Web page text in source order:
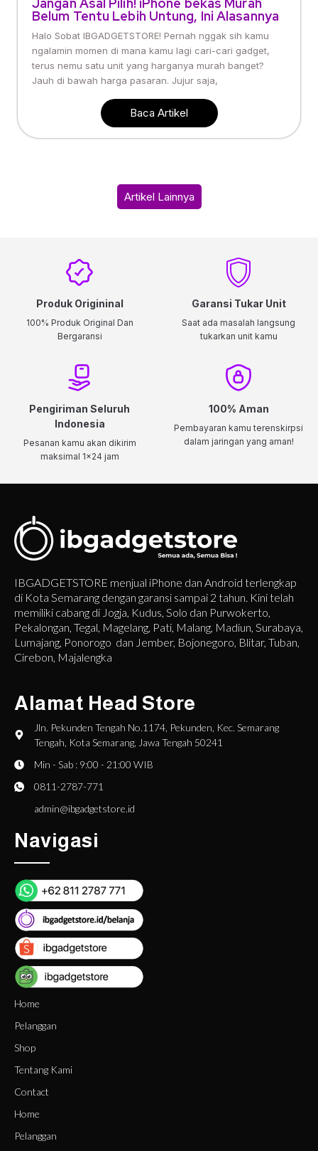
Jangan Asal Pilih! iPhone bekas Murah
Belum Tentu Lebih Untung, Ini Alasannya
Halo Sobat IBGADGETSTORE! Pernah nggak sih kamu
ngalamin momen di mana kamu lagi cari-cari gadget,
terus nemu satu unit yang harganya murah banget?
Jauh di bawah harga pasaran. Jujur saja,
Baca Artikel
Artikel Lainnya
Produk Origininal
100% Produk Original Dan
Bergaransi
Garansi Tukar Unit
Saat ada masalah langsung
tukarkan unit kamu
Pengiriman Seluruh
Indonesia
Pesanan kamu akan dikirim
maksimal 1x24 jam
100% Aman
Pembayaran kamu terenskirpsi
dalam jaringan yang aman!
IBGADGETSTORE menjual iPhone dan Android terlengkap
di Kota Semarang dengan garansi sampai 2 tahun. Kini telah
memiliki cabang di Jogja, Kudus, Solo dan Purwokerto,
Pekalongan, Tegal, Magelang, Pati, Malang, Madiun, Surabaya,
Lumajang, Ponorogo dan Jember, Bojonegoro, Blitar, Tuban,
Cirebon, Majalengka
Alamat Head Store
Jln. Pekunden Tengah No.1174, Pekunden, Kec. Semarang
Tengah, Kota Semarang, Jawa Tengah 50241
Min - Sab : 9:00 - 21:00 WIB
0811-2787-771
admin@ibgadgetstore.id
Navigasi
Home
Pelanggan
Shop
Tentang Kami
Contact
Home
Pelanggan